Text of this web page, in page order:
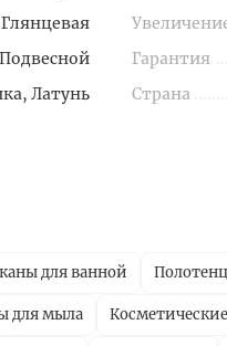
Глянцевая
Подвесной
Латунь
Гарантия
Страна
для ванной
для мыла